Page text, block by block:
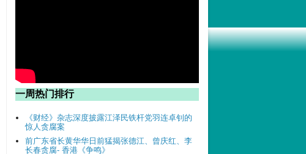
一周热门排行
《财经》杂志深度披露江泽民铁杆党羽连卓钊的
惊人贪腐案
前广东省长黄华华日前猛揭张德江、曾庆红、李
长春贪腐- 香港《争鸣》